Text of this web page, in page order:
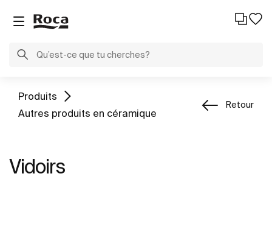
Produits
Autres produits en céramique
Retour
Vidoirs